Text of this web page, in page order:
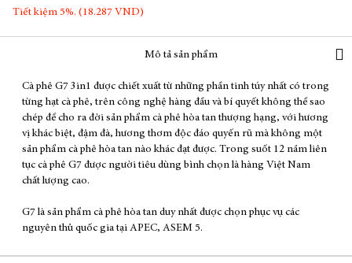
Tiết kiệm 5%. (18.287 VND)
Mô tả sản phẩm
Cà phê G7 3in1 được chiết xuất từ những phần tinh túy nhất có trong
từng hạt cà phê, trên công nghệ hàng đầu và bí quyết không thể sao
chép để cho ra đời sản phẩm cà phê hòa tan thượng hạng, với hương
vị khác biệt, đậm đà, hương thơm độc đáo quyến rũ mà không một
sản phẩm cà phê hòa tan nào khác đạt được. Trong suốt 12 năm liên
tục cà phê G7 được người tiêu dùng bình chọn là hàng Việt Nam
chất lượng cao.
G7 là sản phẩm cà phê hòa tan duy nhất được chọn phục vụ các
nguyên thủ quốc gia tại APEC, ASEM 5.